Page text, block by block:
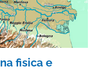
fisica e